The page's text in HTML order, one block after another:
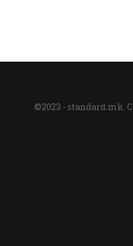
©2023 - standard.mk.